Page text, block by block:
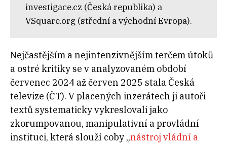
investigace.cz (Česká republika) a
VSquare.org (střední a východní Evropa).
Nejčastějším a nejintenzivnějším terčem útoků
a ostré kritiky se v analyzovaném období
červenec 2024 až červen 2025 stala Česká
televize (ČT). V placených inzerátech ji autoři
textů systematicky vykreslovali jako
zkorumpovanou, manipulativní a provládní
instituci, která slouží coby „nástroj vládní a